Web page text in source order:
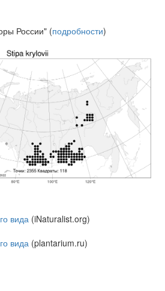
России" (подробности)
вида (iNaturalist.org)
вида (plantarium.ru)